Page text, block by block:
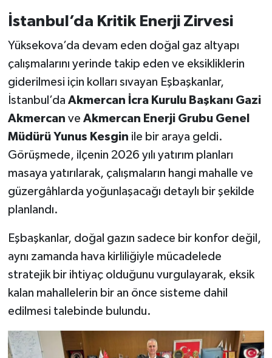
İstanbul’da Kritik Enerji Zirvesi
Yüksekova’da devam eden doğal gaz altyapı
çalışmalarını yerinde takip eden ve eksikliklerin
giderilmesi için kolları sıvayan Eşbaşkanlar,
İstanbul’da Akmercan İcra Kurulu Başkanı Gazi
Akmercan ve Akmercan Enerji Grubu Genel
Müdürü Yunus Kesgin ile bir araya geldi.
Görüşmede, ilçenin 2026 yılı yatırım planları
masaya yatırılarak, çalışmaların hangi mahalle ve
güzergâhlarda yoğunlaşacağı detaylı bir şekilde
planlandı.
Eşbaşkanlar, doğal gazın sadece bir konfor değil,
aynı zamanda hava kirliliğiyle mücadelede
stratejik bir ihtiyaç olduğunu vurgulayarak, eksik
kalan mahallelerin bir an önce sisteme dahil
edilmesi talebinde bulundu.
TARİH
TEKNOLOJİ
YAŞAM